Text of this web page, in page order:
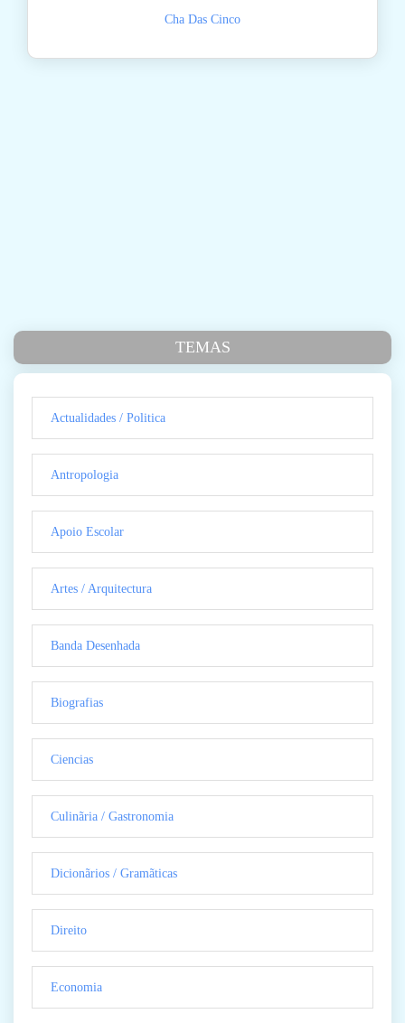
Cha Das Cinco
TEMAS
Actualidades / Politica
Antropologia
Apoio Escolar
Artes / Arquitectura
Banda Desenhada
Biografias
Ciencias
Culinãria / Gastronomia
Dicionãrios / Gramãticas
Direito
Economia